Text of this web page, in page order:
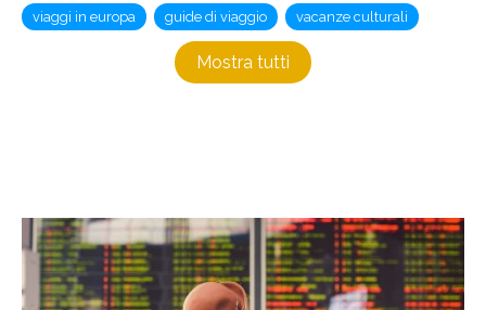
viaggi in europa
guide di viaggio vacanze culturali
Mostra tutti